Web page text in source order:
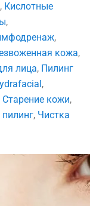
, Кислотные
,
,
кожа,
лица, Пилинг
,
Старение кожи,
, Чистка